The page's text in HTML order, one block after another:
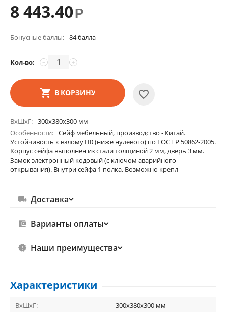
8 443.40Р
Бонусные баллы: 84 балла
Кол-во: +
−
В КОРЗИНУ
ВхШхГ
300х380х300 мм
Особенности
Сейф мебельный, производство - Китай.
Устойчивость к взлому Н0 (ниже нулевого) по ГОСТ Р 50862-2005.
Корпус сейфа выполнен из стали толщиной 2 мм, дверь 3 мм.
Замок электронный кодовый (с ключом аварийного
открывания). Внутри сейфа 1 полка. Возможно крепл
Доставка
Варианты оплаты
Наши преимущества
Характеристики
ВхШхГ:
300х380х300 мм